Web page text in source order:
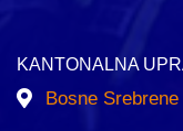
KANTONALNA
Bosne